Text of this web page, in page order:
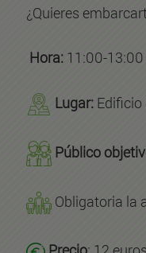
¿Quieres
Hora: 11:00-13:00
Lugar: Edificio
Público
Obligatoria la